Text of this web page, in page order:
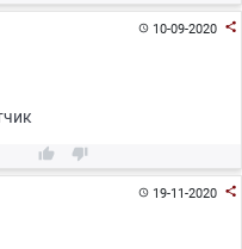
10-09-2020 
 
19-11-2020 